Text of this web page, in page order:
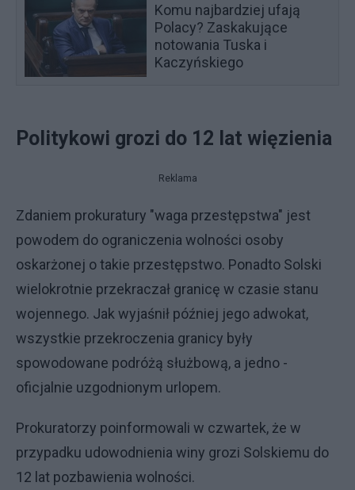
Komu najbardziej ufają
Polacy? Zaskakujące
notowania Tuska i
Kaczyńskiego
Politykowi grozi do 12 lat więzienia
Reklama
Zdaniem prokuratury "waga przestępstwa" jest
powodem do ograniczenia wolności osoby
oskarżonej o takie przestępstwo. Ponadto Solski
wielokrotnie przekraczał granicę w czasie stanu
wojennego. Jak wyjaśnił później jego adwokat,
wszystkie przekroczenia granicy były
spowodowane podróżą służbową, a jedno -
oficjalnie uzgodnionym urlopem.
Prokuratorzy poinformowali w czwartek, że w
przypadku udowodnienia winy grozi Solskiemu do
12 lat pozbawienia wolności.